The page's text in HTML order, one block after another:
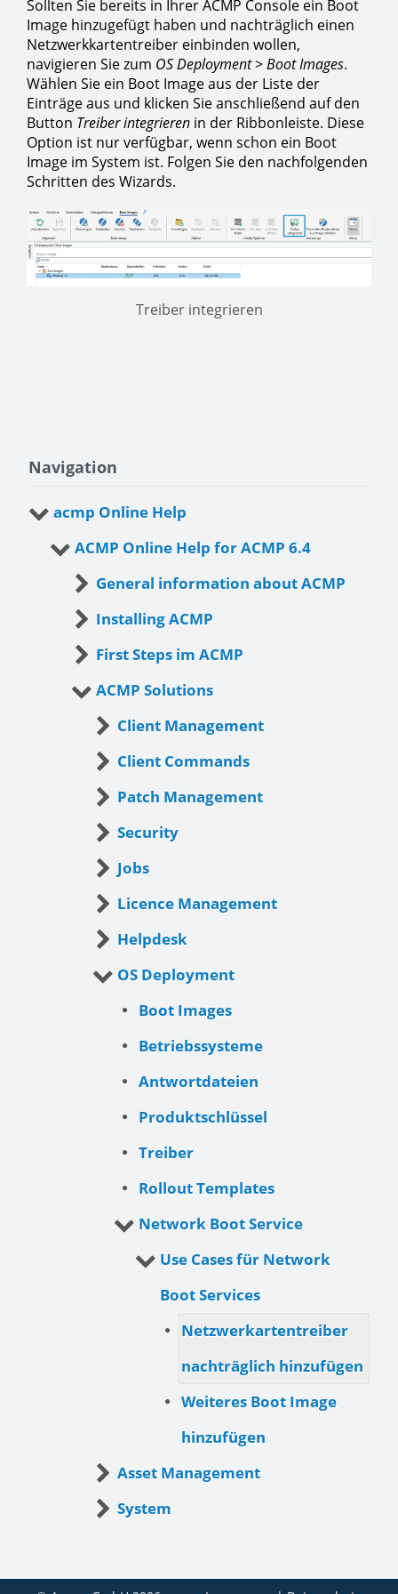
Sollten Sie bereits in Ihrer ACMP Console ein Boot
Image hinzugefügt haben und nachträglich einen
Netzwerkkartentreiber einbinden wollen,
navigieren Sie zum OS Deployment>Boot Images.
Wählen Sie ein Boot Image aus der Liste der
Einträge aus und klicken Sie anschließend auf den
Button Treiber integrieren in der Ribbonleiste. Diese
Option ist nur verfügbar, wenn schon ein Boot
Image im System ist. Folgen Sie den nachfolgenden
Schritten des Wizards.
Treiber integrieren
Navigation
acmp Online Help
ACMP Online Help for ACMP 6.4
General information about ACMP
Installing ACMP
First Steps im ACMP
ACMP Solutions
Client Management
Client Commands
Patch Management
Security
Jobs
Licence Management
Helpdesk
OS Deployment
Boot Images
Betriebssysteme
Antwortdateien
Produktschlüssel
Treiber
Rollout Templates
Network Boot Service
Use Cases für Network
Boot Services
Netzwerkartentreiber
nachträglich hinzufügen
Weiteres Boot Image
hinzufügen
Asset Management
System